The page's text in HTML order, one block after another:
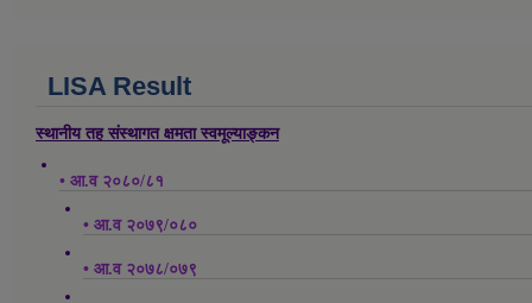
LISA Result
स्थानीय तह संस्थागत क्षमता स्वमूल्याङ्कन
• आ.व २०८०/८१
• आ.व २०७९/०८०
• आ.व २०७८/०७९